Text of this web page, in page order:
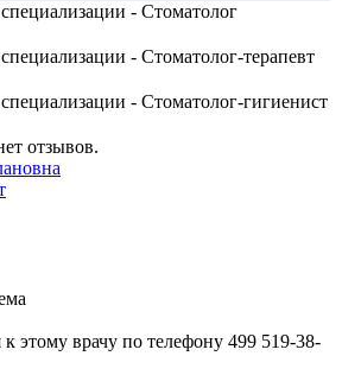
- Стоматолог
- Стоматолог-терапевт
- Стоматолог-гигиенист
отзывов.
этому врачу по телефону 499 519-38-